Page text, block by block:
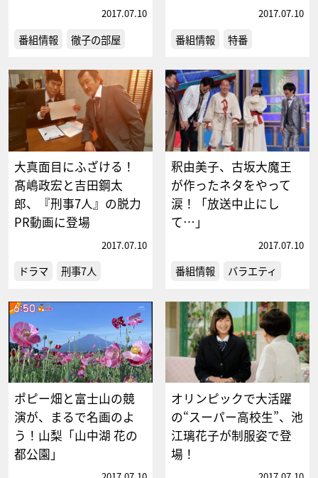
2017.07.10
番組情報 徹子の部屋
2017.07.10
番組情報 特番
大真面目にふざける！
髙嶋政宏と吉田鋼太
郎、『刑事7人』の脱力
PR動画に登場
2017.07.10
ドラマ 刑事7人
釈由美子、古坂大魔王
が作ったネタをやって
涙！「放送中止にし
て…」
2017.07.10
番組情報 バラエティ
ポピー畑と富士山の競
演が、まるで名画のよ
う！山梨「山中湖 花の
都公園」
オリンピックで大活躍
の“スーパー高校生”、池
江璃花子が制服姿で登
場！